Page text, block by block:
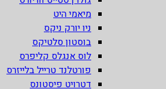
מיאמי היט
ניו יורק ניקס
בוסטון סלטיקס
לוס אנגלס קליפרס
פורטלנד טרייל בלייזרס
דטרויט פיסטונס